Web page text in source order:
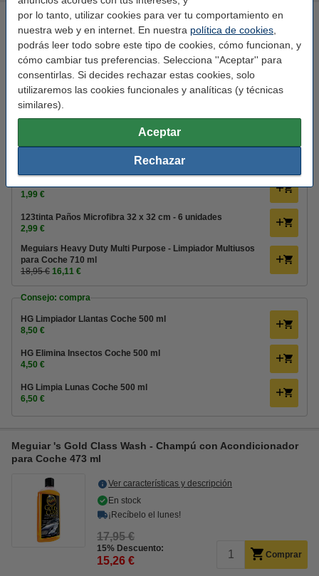
por lo tanto, utilizar cookies para ver tu comportamiento en
nuestra web y en internet. En nuestra política de cookies
podrás leer todo sobre este tipo de cookies, cómo funcionan, y
cómo cambiar tus preferencias. Selecciona ''Aceptar'' para
consentirlas. Si decides rechazar estas cookies, solo
utilizaremos las cookies funcionales y analíticas (y técnicas
similares).
Aceptar
Rechazar
Meguiar's Ultimate Polish - Pulimento Acabado para Coche
473 ml
Ver características y descripción
En stock
¡Recíbelo el lunes!
15% Descuento:
1,99 €
123tinta Paños Microfibra 32 x 32 cm - 6 unidades
2,99 €
Meguiars Heavy Duty Multi Purpose - Limpiador Multiusos
para Coche 710 ml
18,95 € 16,11 €
Consejo: compra
HG Limpiador Llantas Coche 500 ml
8,50 €
HG Elimina Insectos Coche 500 ml
4,50 €
HG Limpia Lunas Coche 500 ml
6,50 €
Meguiar 's Gold Class Wash - Champú con Acondicionador
para Coche 473 ml
Ver características y descripción
En stock
¡Recíbelo el lunes!
17,95 €
15% Descuento:
15,26 € Comprar